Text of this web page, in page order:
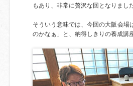
もあり、非常に贅沢な回となりました
そういう意味では、今回の大阪会場
のかなぁ」と、納得しきりの養成講